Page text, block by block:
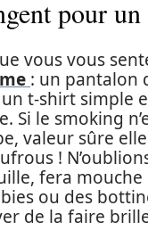
pour
vous vous
: un pantalon
t-shirt simple
Si le smoking
valeur sûre
!
fera
ou des
de la faire